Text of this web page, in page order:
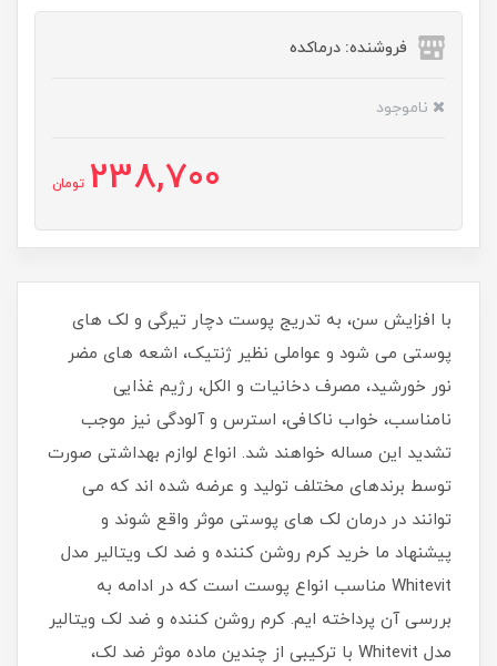
فروشنده: درماکده
ناموجود
238,700 تومان
با افزایش سن، به تدریج پوست دچار تیرگی و لک های
پوستی می شود و عواملی نظیر ژنتیک، اشعه های مضر
نور خورشید، مصرف دخانیات و الکل، رژیم غذایی
نامناسب، خواب ناکافی، استرس و آلودگی نیز موجب
تشدید این مساله خواهند شد. انواع لوازم بهداشتی صورت
توسط برندهای مختلف تولید و عرضه شده اند که می
توانند در درمان لک های پوستی موثر واقع شوند و
پیشنهاد ما خرید کرم روشن کننده و ضد لک ویتالیر مدل
Whitevit مناسب انواع پوست است که در ادامه به
بررسی آن پرداخته ایم. کرم روشن کننده و ضد لک ویتالیر
مدل Whitevit با ترکیبی از چندین ماده موثر ضد لک،